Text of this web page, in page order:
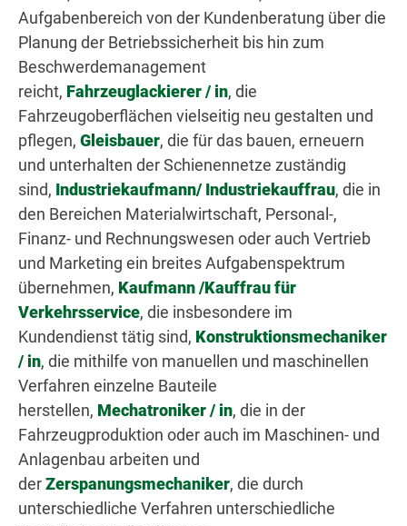
Aufgabenbereich von der Kundenberatung über die
Planung der Betriebssicherheit bis hin zum
Beschwerdemanagement
reicht, Fahrzeuglackierer / in, die
Fahrzeugoberflächen vielseitig neu gestalten und
pflegen, Gleisbauer, die für das bauen, erneuern
und unterhalten der Schienennetze zuständig
sind, Industriekaufmann/ Industriekauffrau, die in
den Bereichen Materialwirtschaft, Personal-,
Finanz- und Rechnungswesen oder auch Vertrieb
und Marketing ein breites Aufgabenspektrum
übernehmen, Kaufmann /Kauffrau für
Verkehrsservice, die insbesondere im
Kundendienst tätig sind, Konstruktionsmechaniker
/ in, die mithilfe von manuellen und maschinellen
Verfahren einzelne Bauteile
herstellen, Mechatroniker / in, die in der
Fahrzeugproduktion oder auch im Maschinen- und
Anlagenbau arbeiten und
derZerspanungsmechaniker, die durch
unterschiedliche Verfahren unterschiedliche